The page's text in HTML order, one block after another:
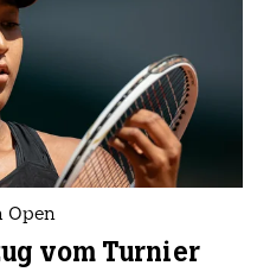
Open
vom Turnier